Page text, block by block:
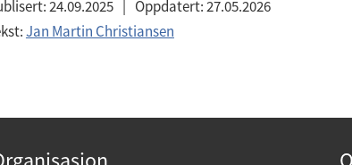
24.09.2025 | Oppdatert:27.05.2026
Jan Martin Christiansen